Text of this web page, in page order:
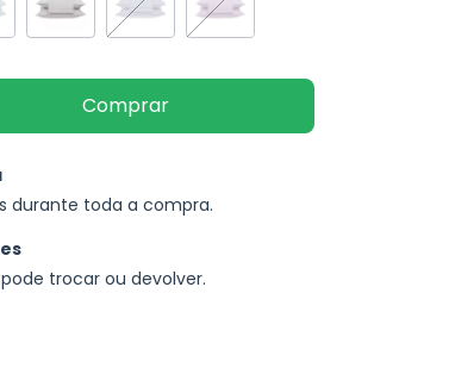
durante toda a compra.
trocar ou devolver.